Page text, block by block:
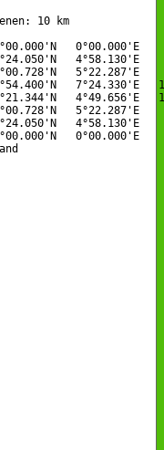
10 km
0°00.000'E
4°58.130'E
5°22.287'E
7°24.330'E
4°49.656'E
5°22.287'E
4°58.130'E
0°00.000'E